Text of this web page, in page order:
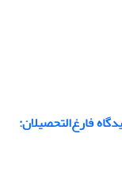
فارغ‌التحصیلان: